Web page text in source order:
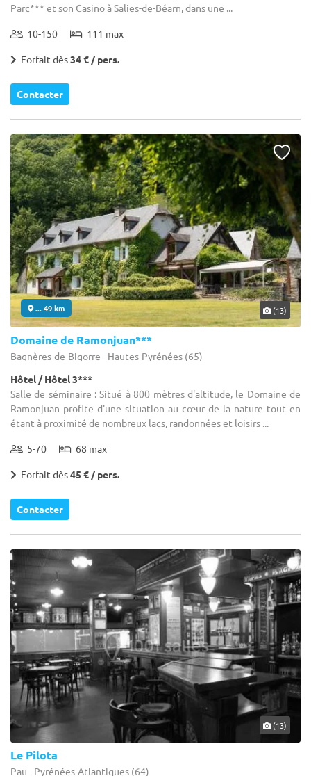
Parc*** et son Casino à Salies-de-Béarn, dans une ...
10-150 111 max
Forfait dès34 € / pers.
Contacter
... 49 km (13)
Domaine de Ramonjuan***
Bagnères-de-Bigorre - Hautes-Pyrénées (65)
Hôtel / Hôtel 3***
Salle de séminaire : Situé à 800 mètres d'altitude, le Domaine de
Ramonjuan profite d'une situation au cœur de la nature tout en
étant à proximité de nombreux lacs, randonnées et loisirs ...
5-70 68 max
Forfait dès45 € / pers.
Contacter
(13)
Le Pilota
Pau - Pyrénées-Atlantiques (64)